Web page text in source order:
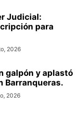
Judicial:
para
2026
galpón y aplastó
Barranqueras.
2026